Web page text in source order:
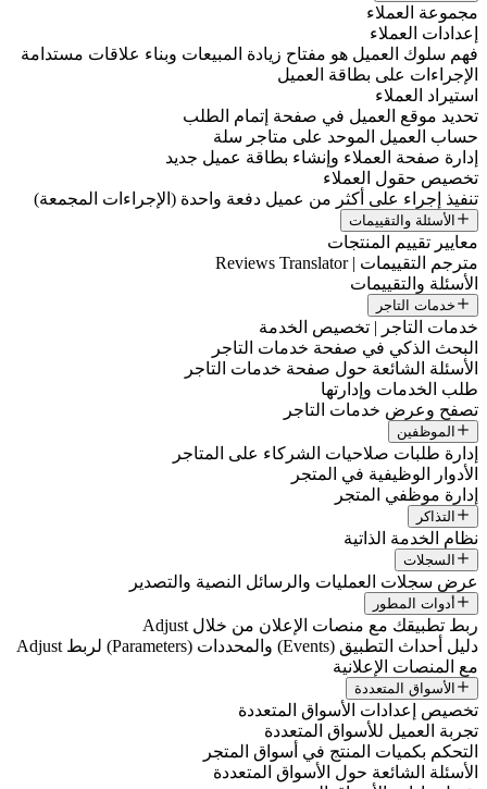
مجموعة العملاء
إعدادات العملاء
فهم سلوك العميل هو مفتاح زيادة المبيعات وبناء علاقات مستدامة
الإجراءات على بطاقة العميل
استيراد العملاء
تحديد موقع العميل في صفحة إتمام الطلب
حساب العميل الموحد على متاجر سلة
إدارة صفحة العملاء وإنشاء بطاقة عميل جديد
تخصيص حقول العملاء
تنفيذ إجراء على أكثر من عميل دفعة واحدة (الإجراءات المجمعة)
الأسئلة والتقييمات
معايير تقييم المنتجات
مترجم التقييمات | Reviews Translator
الأسئلة والتقييمات
خدمات التاجر
خدمات التاجر | تخصيص الخدمة
البحث الذكي في صفحة خدمات التاجر
الأسئلة الشائعة حول صفحة خدمات التاجر
طلب الخدمات وإدارتها
تصفح وعرض خدمات التاجر
الموظفين
إدارة طلبات صلاحيات الشركاء على المتاجر
الأدوار الوظيفية في المتجر
إدارة موظفي المتجر
التذاكر
نظام الخدمة الذاتية
السجلات
عرض سجلات العمليات والرسائل النصية والتصدير
أدوات المطور
ربط تطبيقك مع منصات الإعلان من خلال Adjust
دليل أحداث التطبيق (Events) والمحددات (Parameters) لربط Adjust
مع المنصات الإعلانية
الأسواق المتعددة
تخصيص إعدادات الأسواق المتعددة
تجربة العميل للأسواق المتعددة
التحكم بكميات المنتج في أسواق المتجر
الأسئلة الشائعة حول الأسواق المتعددة